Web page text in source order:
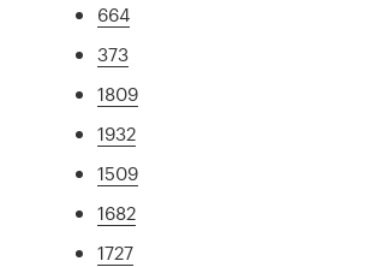
664
373
1809
1932
1509
1682
1727